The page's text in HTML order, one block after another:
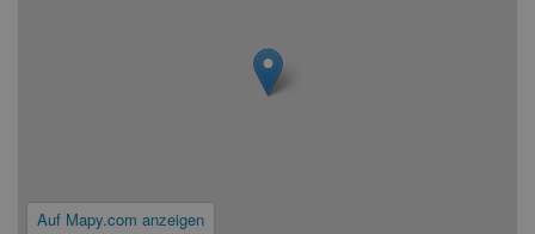
Auf Mapy.com anzeigen